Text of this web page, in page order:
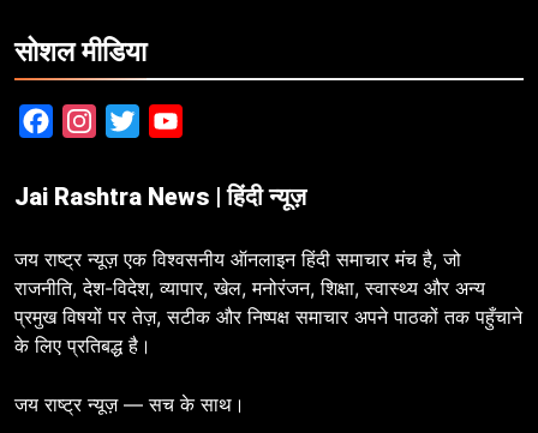
सोशल मीडिया
FacebookInstagram
Twitter
Jai Rashtra News | हिंदी न्यूज़
जय राष्ट्र न्यूज़ एक विश्वसनीय ऑनलाइन हिंदी समाचार मंच है, जो
राजनीति, देश-विदेश, व्यापार, खेल, मनोरंजन, शिक्षा, स्वास्थ्य और अन्य
प्रमुख विषयों पर तेज़, सटीक और निष्पक्ष समाचार अपने पाठकों तक पहुँचाने
के लिए प्रतिबद्ध है।
जय राष्ट्र न्यूज़ — सच के साथ।